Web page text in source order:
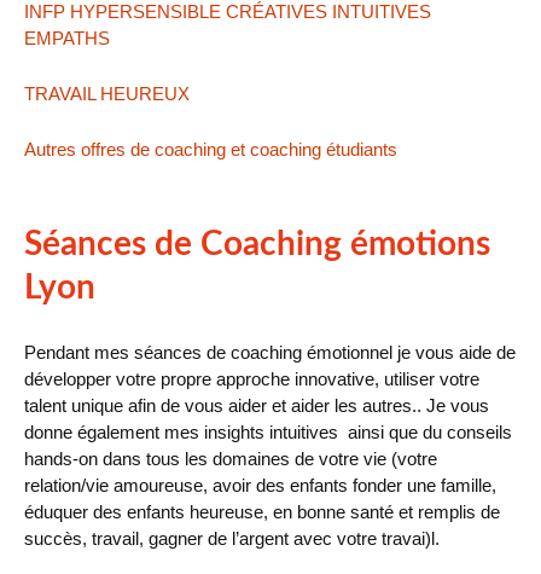
INFP HYPERSENSIBLE CRÉATIVES INTUITIVES
EMPATHS
TRAVAIL HEUREUX
Autres offres de coaching et coaching étudiants
Séances de Coaching émotions
Lyon
Pendant mes séances de coaching émotionnel je vous aide de
développer votre propre approche innovative, utiliser votre
talent unique afin de vous aider et aider les autres.. Je vous
donne également mes insights intuitives ainsi que du conseils
hands-on dans tous les domaines de votre vie (votre
relation/vie amoureuse, avoir des enfants fonder une famille,
éduquer des enfants heureuse, en bonne santé et remplis de
succès, travail, gagner de l’argent avec votre travai)l.